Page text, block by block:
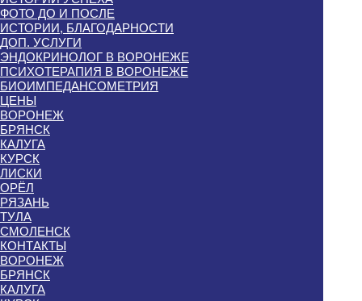
ФОТО ДО И ПОСЛЕ
ИСТОРИИ, БЛАГОДАРНОСТИ
ДОП. УСЛУГИ
ЭНДОКРИНОЛОГ В ВОРОНЕЖЕ
ПСИХОТЕРАПИЯ В ВОРОНЕЖЕ
БИОИМПЕДАНСОМЕТРИЯ
ЦЕНЫ
ВОРОНЕЖ
БРЯНСК
КАЛУГА
КУРСК
ЛИСКИ
ОРЁЛ
РЯЗАНЬ
ТУЛА
СМОЛЕНСК
КОНТАКТЫ
ВОРОНЕЖ
БРЯНСК
КАЛУГА